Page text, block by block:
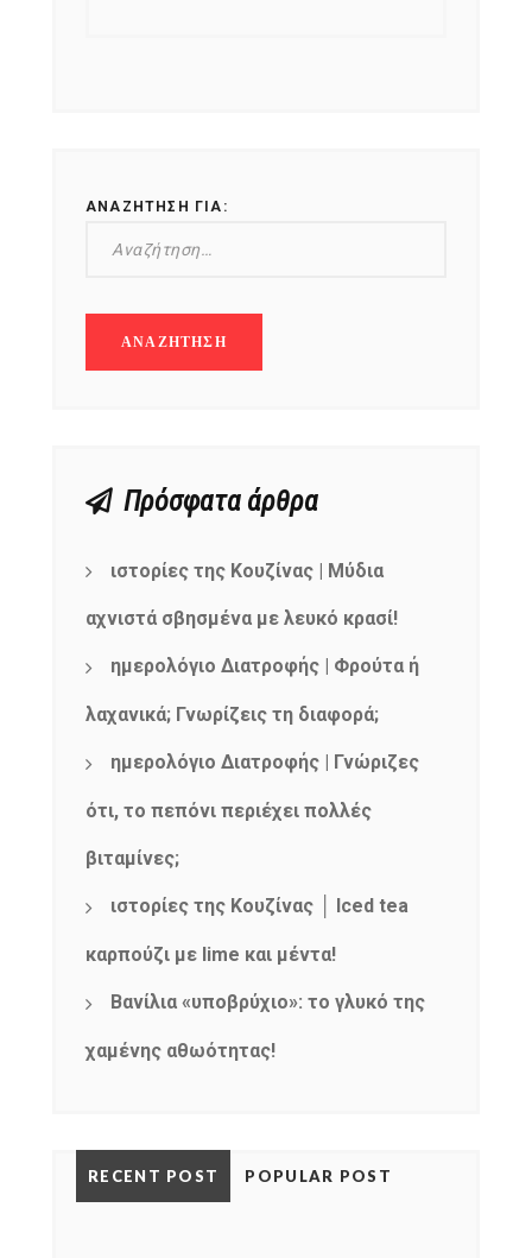
ΑΝΑΖΉΤΗΣΗ ΓΙΑ:
Πρόσφατα άρθρα
ιστορίες της Κουζίνας | Μύδια
αχνιστά σβησμένα με λευκό κρασί!
ημερολόγιο Διατροφής | Φρούτα ή
λαχανικά; Γνωρίζεις τη διαφορά;
ημερολόγιο Διατροφής | Γνώριζες
ότι, το πεπόνι περιέχει πολλές
βιταμίνες;
ιστορίες της Κουζίνας │ Iced tea
καρπούζι με lime και μέντα!
Βανίλια «υποβρύχιο»: το γλυκό της
χαμένης αθωότητας!
RECENT POST POPULAR POST